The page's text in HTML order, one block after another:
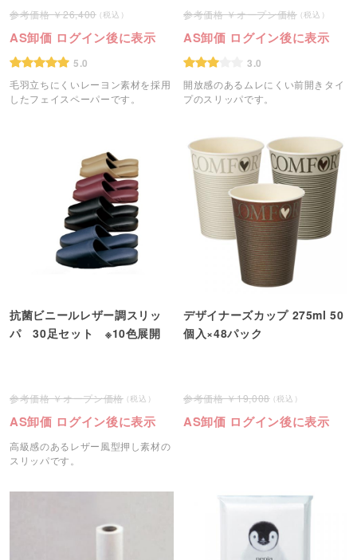
26,400
AS卸価 ログイン後に表示
5.0
毛羽立ちにくいレーヨン素材を採用
したフェイスペーパーです。
オープン価格
AS卸価 ログイン後に表示
3.0
開放感のあるムレにくい前開きタイ
プのスリッパです。
抗菌ビニールレザー調スリッ
パ 30足セット ※10色展開
オープン価格
AS卸価 ログイン後に表示
高級感のあるレザー風型押し素材の
スリッパです。
デザイナーズカップ 275ml 50
個入×48パック
19,008
AS卸価 ログイン後に表示